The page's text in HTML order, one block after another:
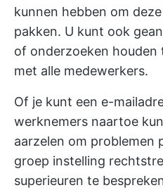
kunnen hebben om
pakken. U kunt ook
of onderzoeken houden
met alle medewerkers.
Of je kunt een e-
werknemers naartoe
aarzelen om problemen
groep instelling
superieuren te